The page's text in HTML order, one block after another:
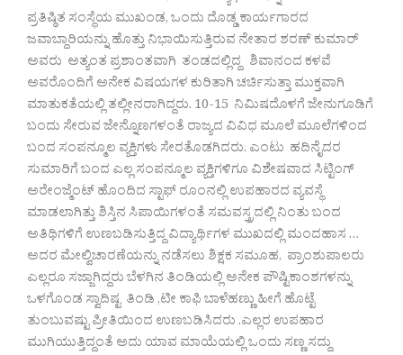
ಪ್ರತಿಷ್ಠಿತ ಸಂಸ್ಥೆಯ ಮುಖಂಡ, ಒಂದು ದೊಡ್ಡ ಕಾರ್ಯಗಾರದ
ಜವಾಬ್ದಾರಿಯನ್ನು ಹೊತ್ತು ನಿಭಾಯಿಸುತ್ತಿರುವ ನೇತಾರ ಶರಣ್ ಕುಮಾರ್
ಅವರು ಅತ್ಯಂತ ಪ್ರಶಾಂತವಾಗಿ ತಂಡದಲ್ಲಿದ್ದ ಶಿವಾನಂದ ಕಳವೆ
ಅವರೊಂದಿಗೆ ಅನೇಕ ವಿಷಯಗಳ ಕುರಿತಾಗಿ ಚರ್ಚಿಸುತ್ತಾ ಮುಕ್ತವಾಗಿ
ಮಾತುಕತೆಯಲ್ಲಿ ತಲ್ಲೀನರಾಗಿದ್ದರು. 10-15 ನಿಮಿಷದೊಳಗೆ ಜೇನುಗೂಡಿಗೆ
ಬಂದು ಸೇರುವ ಜೇನ್ನೊಣಗಳಂತೆ ರಾಜ್ಯದ ವಿವಿಧ ಮೂಲೆ ಮೂಲೆಗಳಿಂದ
ಬಂದ ಸಂಪನ್ಮೂಲ ವ್ಯಕ್ತಿಗಳು ಸೇರತೊಡಗಿದರು. ಎಂಟು ಹದಿನೈದರ
ಸುಮಾರಿಗೆ ಬಂದ ಎಲ್ಲ ಸಂಪನ್ಮೂಲ ವ್ಯಕ್ತಿಗಳಿಗೂ ವಿಶೇಷವಾದ ಸಿಟ್ಟಿಂಗ್
ಅರೇಂಜ್ಮೆಂಟ್ ಹೊಂದಿದ ಸ್ಟಾಫ್ ರೂಂನಲ್ಲಿ ಉಪಹಾರದ ವ್ಯವಸ್ಥೆ
ಮಾಡಲಾಗಿತ್ತು ಶಿಸ್ತಿನ ಸಿಪಾಯಿಗಳಂತೆ ಸಮವಸ್ತ್ರದಲ್ಲಿ ನಿಂತು ಬಂದ
ಅತಿಥಿಗಳಿಗೆ ಉಣಬಡಿಸುತ್ತಿದ್ದ ವಿದ್ಯಾರ್ಥಿಗಳ ಮುಖದಲ್ಲಿ ಮಂದಹಾಸ …
ಅದರ ಮೇಲ್ವಿಚಾರಣೆಯನ್ನು ನಡೆಸಲು ಶಿಕ್ಷಕ ಸಮೂಹ, ಪ್ರಾಂಶುಪಾಲರು
ಎಲ್ಲರೂ ಸಜ್ಜಾಗಿದ್ದರು ಬೆಳಗಿನ ತಿಂಡಿಯಲ್ಲಿ ಅನೇಕ ಪೌಷ್ಟಿಕಾಂಶಗಳನ್ನು
ಒಳಗೊಂಡ ಸ್ವಾದಿಷ್ಟ ತಿಂಡಿ ,ಟೀ ಕಾಫಿ ಬಾಳೆಹಣ್ಣು ಹೀಗೆ ಹೊಟ್ಟೆ
ತುಂಬುವಷ್ಟು ಪ್ರೀತಿಯಿಂದ ಉಣಬಡಿಸಿದರು .ಎಲ್ಲರ ಉಪಹಾರ
ಮುಗಿಯುತ್ತಿದ್ದಂತೆ ಅದು ಯಾವ ಮಾಯೆಯಲ್ಲಿ ಒಂದು ಸಣ್ಣ ಸದ್ದು